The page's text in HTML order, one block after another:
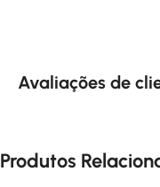
Avaliações de
Produtos